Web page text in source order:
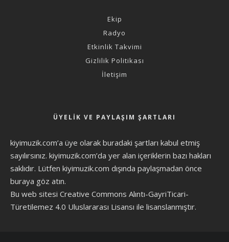
Ekip
Radyo
Etkinlik Takvimi
Gizlilik Politikası
İletişim
ÜYELIK VE PAYLAŞIM ŞARTLARI
kiyimuzik.com’a üye olarak buradaki şartları kabul etmiş
sayılırsınız. kiyimuzik.com’da yer alan içeriklerin bazı hakları
saklıdır. Lütfen kiyimuzik.com dışında paylaşmadan önce
buraya göz atın.
Bu web sitesi Creative Commons Alıntı-GayriTicari-
Türetilemez 4.0 Uluslararası Lisansı ile lisanslanmıştır.